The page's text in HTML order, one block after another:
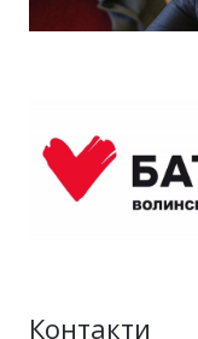
Контакти